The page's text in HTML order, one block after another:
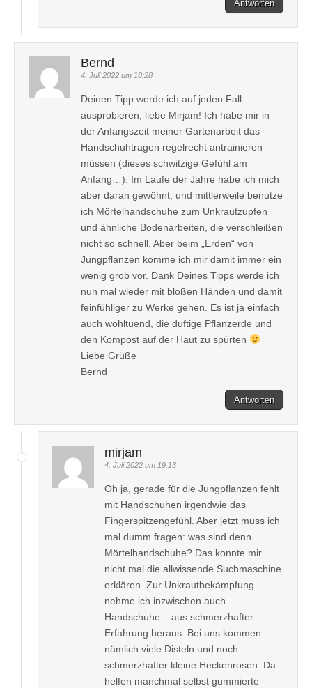
Antworten
Bernd
4. Juli 2022 um 18:28
Deinen Tipp werde ich auf jeden Fall
ausprobieren, liebe Mirjam! Ich habe mir in
der Anfangszeit meiner Gartenarbeit das
Handschuhtragen regelrecht antrainieren
müssen (dieses schwitzige Gefühl am
Anfang…). Im Laufe der Jahre habe ich mich
aber daran gewöhnt, und mittlerweile benutze
ich Mörtelhandschuhe zum Unkrautzupfen
und ähnliche Bodenarbeiten, die verschleißen
nicht so schnell. Aber beim „Erden“ von
Jungpflanzen komme ich mir damit immer ein
wenig grob vor. Dank Deines Tipps werde ich
nun mal wieder mit bloßen Händen und damit
feinfühliger zu Werke gehen. Es ist ja einfach
auch wohltuend, die duftige Pflanzerde und
den Kompost auf der Haut zu spürten
Liebe Grüße
Bernd
Antworten
mirjam
4. Juli 2022 um 19:13
Oh ja, gerade für die Jungpflanzen fehlt
mit Handschuhen irgendwie das
Fingerspitzengefühl. Aber jetzt muss ich
mal dumm fragen: was sind denn
Mörtelhandschuhe? Das konnte mir
nicht mal die allwissende Suchmaschine
erklären. Zur Unkrautbekämpfung
nehme ich inzwischen auch
Handschuhe – aus schmerzhafter
Erfahrung heraus. Bei uns kommen
nämlich viele Disteln und noch
schmerzhafter kleine Heckenrosen. Da
helfen manchmal selbst gummierte